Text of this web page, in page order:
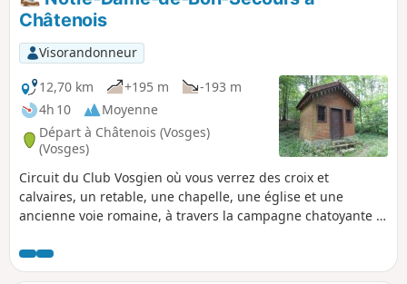
Châtenois
Visorandonneur
12,70 km
+195 m
-193 m
4h 10
Moyenne
Départ à Châtenois (Vosges)
(Vosges)
Circuit du Club Vosgien où vous verrez des croix et
calvaires, un retable, une chapelle, une église et une
ancienne voie romaine, à travers la campagne chatoyante et